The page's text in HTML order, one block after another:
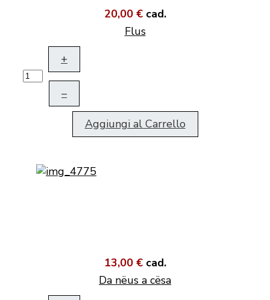
20,00 € cad.
Flus
+
–
Aggiungi al Carrello
13,00 € cad.
Da nëus a cësa